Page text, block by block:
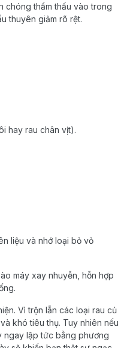
chóng thẩm thấu vào trong
thuyên giảm rõ rệt.
hay rau chân vịt).
liệu và nhớ loại bỏ vỏ
máy xay nhuyễn, hỗn hợp
Vì trộn lẫn các loại rau củ
khó tiêu thụ. Tuy nhiên nếu
ngay lập tức bằng phương